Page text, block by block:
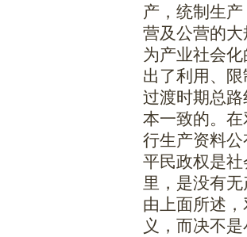
产，统制生
营及公营的
为产业社会
出了利用、
过渡时期总
本一致的。
行生产资料
平民政权是
里，是没有
由上面所述
义，而决不